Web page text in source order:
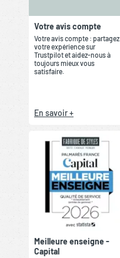
Votre avis compte
Votre avis compte : partagez
votre expérience sur
Trustpilot et aidez-nous à
toujours mieux vous
satisfaire.
En savoir +
Meilleure enseigne -
Capital